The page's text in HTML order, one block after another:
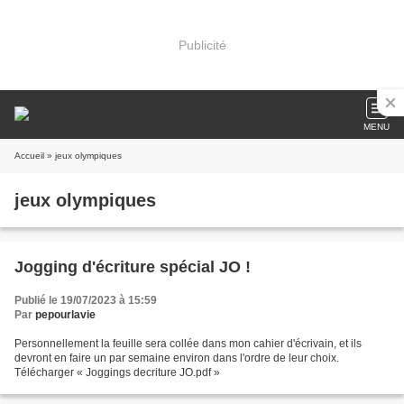
Publicité
MENU
Accueil » jeux olympiques
jeux olympiques
Jogging d'écriture spécial JO !
Publié le 19/07/2023 à 15:59
Par pepourlavie
Personnellement la feuille sera collée dans mon cahier d'écrivain, et ils
devront en faire un par semaine environ dans l'ordre de leur choix.
Télécharger « Joggings decriture JO.pdf »